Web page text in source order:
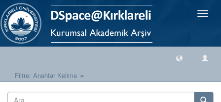
Geçiş
Filtre: Anahtar Kelime